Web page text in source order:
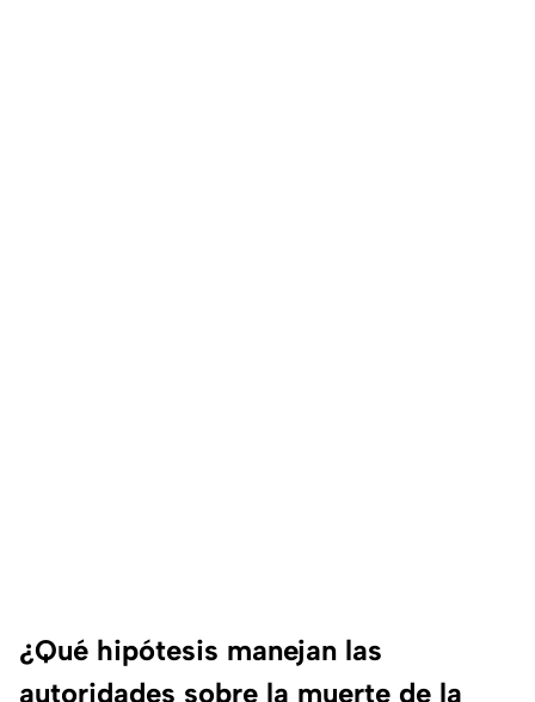
¿Qué hipótesis manejan las
autoridades sobre la muerte de la